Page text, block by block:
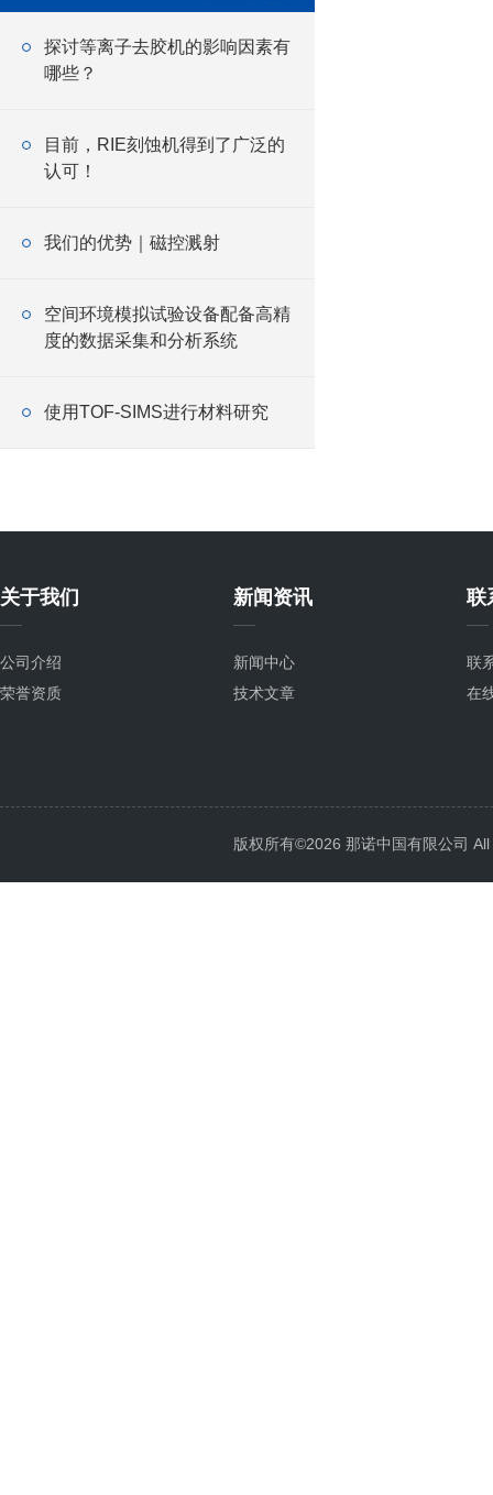
探讨等离子去胶机的影响因素有
哪些？
目前，RIE刻蚀机得到了广泛的
认可！
我们的优势｜磁控溅射
空间环境模拟试验设备配备高精
度的数据采集和分析系统
使用TOF-SIMS进行材料研究
关于我们
公司介绍
荣誉资质
新闻资讯
新闻中心
技术文章
联
联
在
版权所有©2026 那诺中国有限公司